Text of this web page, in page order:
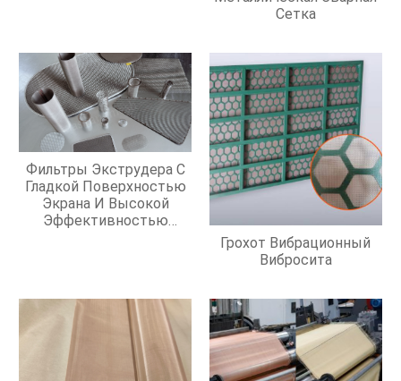
Сетка
Фильтры Экструдера С
Гладкой Поверхностью
Экрана И Высокой
Эффективностью
Грохот Вибрационный
Вибросита